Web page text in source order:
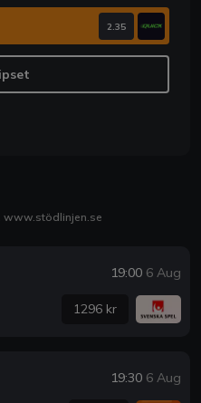
2.35
www.stödlinjen.se
19:00 6 Aug
1296 kr
19:30 6 Aug